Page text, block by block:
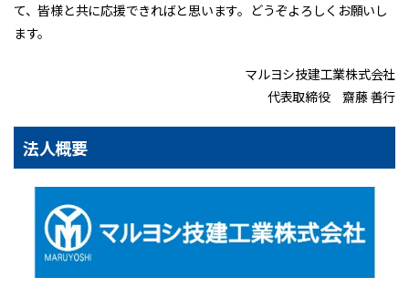
て、皆様と共に応援できればと思います。どうぞよろしくお願いし
ます。
マルヨシ技建工業株式会社
代表取締役 齋藤 善行
法人概要